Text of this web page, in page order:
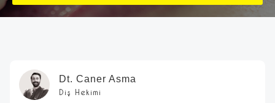
Dt. Caner Asma
Diş Hekimi